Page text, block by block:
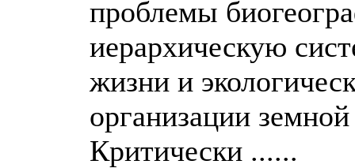
проблемы
иерархическую
жизни и
организации
Критически ......